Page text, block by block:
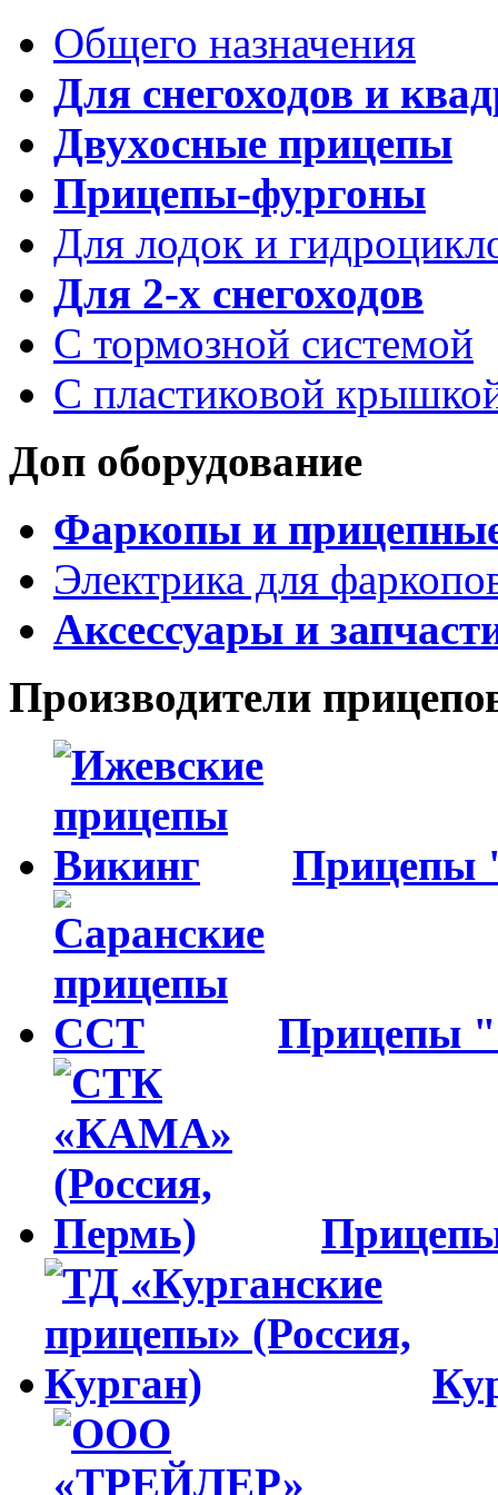
Общего назначения
Для снегоходов и
Двухосные прицепы
Прицепы-фургоны
Для лодок и
Для 2-х снегоходов
С тормозной системой
С пластиковой
Доп оборудование
Фаркопы и
Электрика для
Аксессуары и
Производители
Прицепы